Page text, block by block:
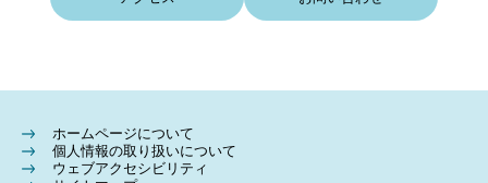
ホームページについて
個人情報の取り扱いについて
ウェブアクセシビリティ